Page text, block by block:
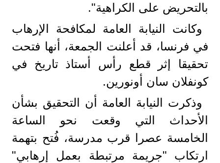
بالتحريض على الكراهية".
وكانت النيابة العامة لمكافحة الإرهاب
في فرنسا، قد أعلنت الجمعة، أنها فتحت
تحقيقا إثر قطع رأس أستاذ تاريخ في
كونفلان سان أونورين.
وذكرت النيابة العامة أن التحقيق بشأن
الأحداث التي وقعت نحو الساعة
الخامسة عصرا قرب مدرسة، فُتح بتهمة
ارتكاب "جريمة مرتبطة بعمل إرهابي"